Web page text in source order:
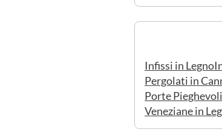
Infissi in Legno
Pergolati in
Porte Pieghevoli
Veneziane in